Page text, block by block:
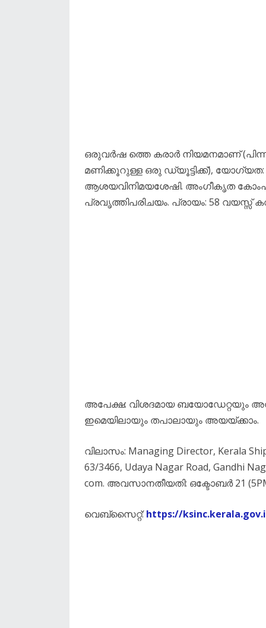
ഒരുവർഷ ത്തെ കരാർ നിയമനമാണ്
മണിക്കൂറുള്ള ഒരു ഡ്യൂട്ടിക്ക്), യോഗ്യത:
ആശയവിനിമയശേഷി. അംഗീകൃത
പ്രവൃത്തിപരിചയം. പ്രായം: 58 വയസ്സ്
അപേക്ഷ: വിശദമായ ബയോഡേറ്റയും
ഇമെയിലായും തപാലായും അയയ്ക്കാം.
വിലാസം: Managing Director, Kerala
63/3466, Udaya Nagar Road, Gandhi
com. അവസാനതീയതി: ഒക്ടോബർ 21
വെബ്സൈറ്റ്:https://